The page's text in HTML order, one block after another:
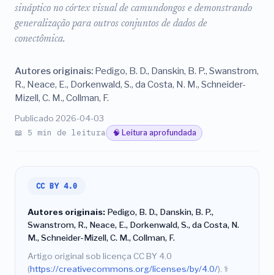
sináptico no córtex visual de camundongos e demonstrando
generalização para outros conjuntos de dados de
conectômica.
Autores originais: Pedigo, B. D., Danskin, B. P., Swanstrom,
R., Neace, E., Dorkenwald, S., da Costa, N. M., Schneider-
Mizell, C. M., Collman, F.
Publicado 2026-04-03
📖 5 min de leitura 🧠 Leitura aprofundada
CC BY 4.0
Autores originais: Pedigo, B. D., Danskin, B. P.,
Swanstrom, R., Neace, E., Dorkenwald, S., da Costa, N.
M., Schneider-Mizell, C. M., Collman, F.
Artigo original sob licença CC BY 4.0
(https://creativecommons.org/licenses/by/4.0/). ⚕️